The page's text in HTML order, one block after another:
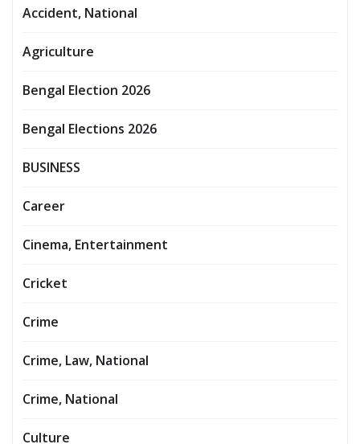
Accident, National
Agriculture
Bengal Election 2026
Bengal Elections 2026
BUSINESS
Career
Cinema, Entertainment
Cricket
Crime
Crime, Law, National
Crime, National
Culture